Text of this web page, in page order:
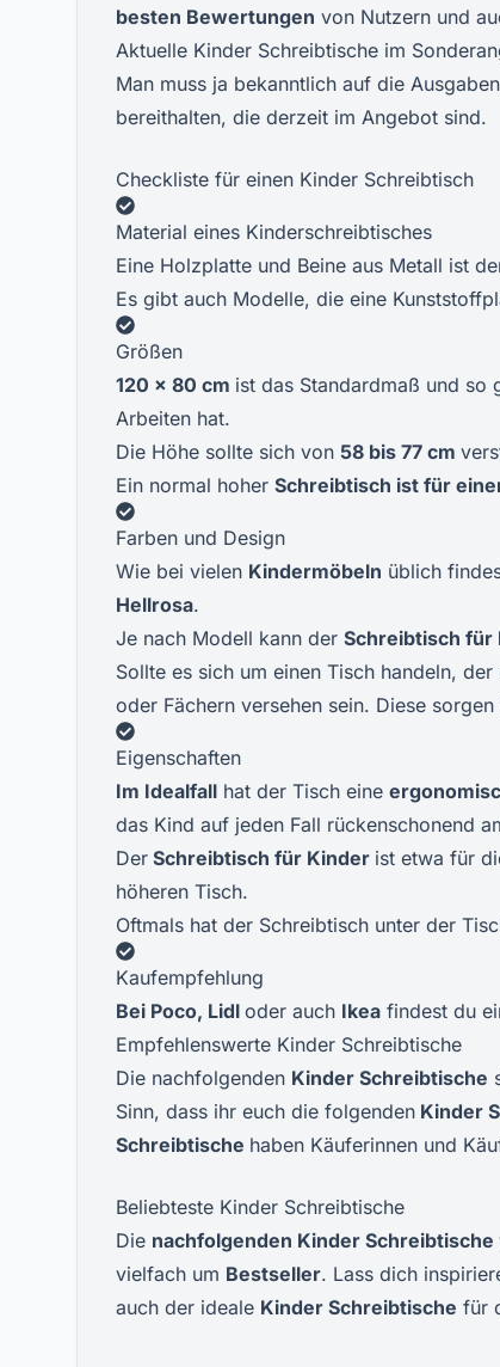
besten Bewertungen von Nutzern und
Aktuelle Kinder Schreibtische im
Man muss ja bekanntlich auf die
bereithalten, die derzeit im Angebot sind.
Checkliste für einen Kinder Schreibtisch
Material eines Kinderschreibtisches
Eine Holzplatte und Beine aus Metall ist
Es gibt auch Modelle, die eine
Größen
120 x 80 cm ist das Standardmaß und so
Arbeiten hat.
Die Höhe sollte sich von 58 bis 77 cm
Ein normal hoher Schreibtisch ist für
Farben und Design
Wie bei vielen Kindermöbeln üblich
Hellrosa.
Je nach Modell kann der Schreibtisch für
Sollte es sich um einen Tisch handeln,
oder Fächern versehen sein. Diese
Eigenschaften
Im Idealfall hat der Tisch eine
das Kind auf jeden Fall rückenschonend
Der Schreibtisch für Kinder ist etwa für
höheren Tisch.
Oftmals hat der Schreibtisch unter der
Kaufempfehlung
Bei Poco, Lidl oder auch Ikea findest du
Empfehlenswerte Kinder Schreibtische
Die nachfolgenden Kinder Schreibtische
Sinn, dass ihr euch die folgenden Kinder
Schreibtische haben Käuferinnen und
Beliebteste Kinder Schreibtische
Die nachfolgenden Kinder Schreibtische
vielfach um Bestseller. Lass dich
auch der ideale Kinder Schreibtische für